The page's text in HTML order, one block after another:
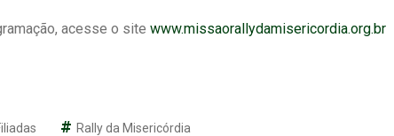
acesse o site www.missaorallydamisericordia.org.br
Rally da Misericórdia